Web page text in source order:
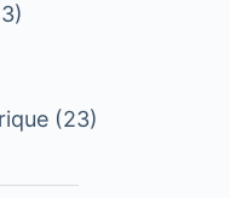
(23)